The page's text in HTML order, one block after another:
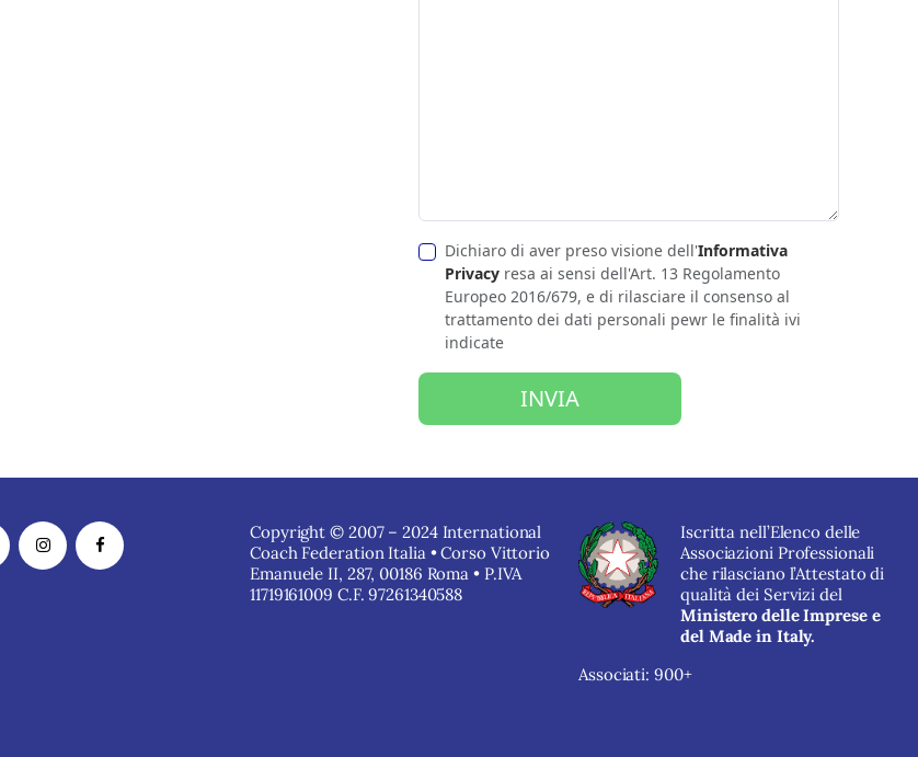
Dichiaro di aver preso visione dell'Informativa
Privacy resa ai sensi dell'Art. 13 Regolamento
Europeo 2016/679, e di rilasciare il consenso al
trattamento dei dati personali pewr le finalità ivi
indicate
INVIA
Copyright © 2007 – 2024 International
Coach Federation Italia • Corso Vittorio
Emanuele II, 287, 00186 Roma • P.IVA
11719161009 C.F. 97261340588
Iscritta nell’Elenco delle
Associazioni Professionali
che rilasciano l’Attestato di
qualità dei Servizi del
Ministero delle Imprese e
del Made in Italy.
Associati: 900+